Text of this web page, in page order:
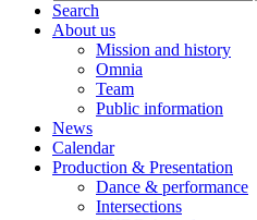
Search
About us
Mission and history
Omnia
Team
Public information
News
Calendar
Production & Presentation
Dance & performance
Intersections